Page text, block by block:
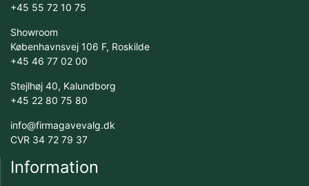
+45 55 72 10 75
Showroom
Københavnsvej 106 F, Roskilde
+45 46 77 02 00
Stejlhøj 40, Kalundborg
+45 22 80 75 80
info@firmagavevalg.dk
CVR 34 72 79 37
Information